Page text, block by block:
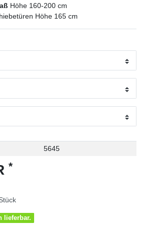
Höhe 160-200 cm
Höhe 165 cm
5645
*
lieferbar.